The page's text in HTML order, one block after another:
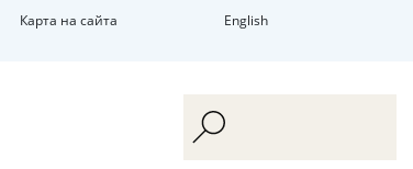
Карта на сайта English